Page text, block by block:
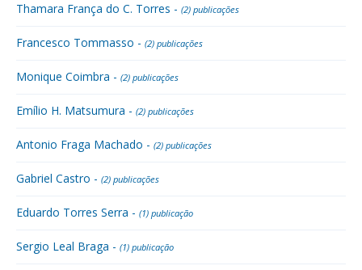
Thamara França do C. Torres - (2) publicações
Francesco Tommasso - (2) publicações
Monique Coimbra - (2) publicações
Emílio H. Matsumura - (2) publicações
Antonio Fraga Machado - (2) publicações
Gabriel Castro - (2) publicações
Eduardo Torres Serra - (1) publicação
Sergio Leal Braga - (1) publicação